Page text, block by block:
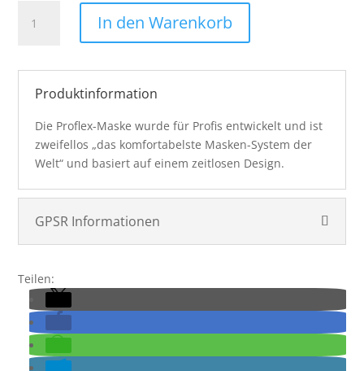
Spectra
Series
Alexandrite
Menge
In den Warenkorb
Produktinformation
Die Proflex-Maske wurde für Profis entwickelt und ist
zweifellos „das komfortabelste Masken-System der
Welt“ und basiert auf einem zeitlosen Design.
GPSR Informationen
Teilen: